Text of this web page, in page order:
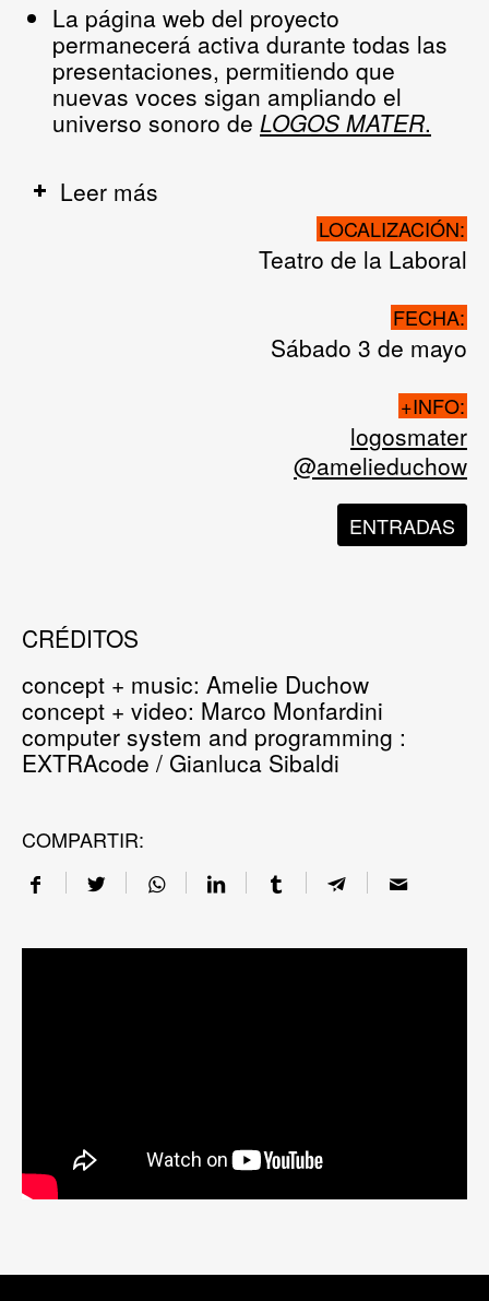
La página web del proyecto
permanecerá activa durante todas las
presentaciones, permitiendo que
nuevas voces sigan ampliando el
universo sonoro de LOGOS MATER.
Leer más
LOCALIZACIÓN:
Teatro de la Laboral
FECHA:
Sábado 3 de mayo
+INFO:
logosmater
@amelieduchow
ENTRADAS
CRÉDITOS
concept + music: Amelie Duchow
concept + video: Marco Monfardini
computer system and programming :
EXTRAcode / Gianluca Sibaldi
COMPARTIR: